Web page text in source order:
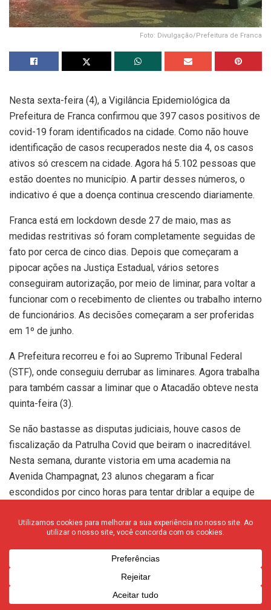
Foto: Divulgação/Prefeitura de Franca
Nesta sexta-feira (4), a Vigilância Epidemiológica da
Prefeitura de Franca confirmou que 397 casos positivos de
covid-19 foram identificados na cidade. Como não houve
identificação de casos recuperados neste dia 4, os casos
ativos só crescem na cidade. Agora há 5.102 pessoas que
estão doentes no município. A partir desses números, o
indicativo é que a doença continua crescendo diariamente.
Franca está em lockdown desde 27 de maio, mas as
medidas restritivas só foram completamente seguidas de
fato por cerca de cinco dias. Depois que começaram a
pipocar ações na Justiça Estadual, vários setores
conseguiram autorização, por meio de liminar, para voltar a
funcionar com o recebimento de clientes ou trabalho interno
de funcionários. As decisões começaram a ser proferidas
em 1º de junho.
A Prefeitura recorreu e foi ao Supremo Tribunal Federal
(STF), onde conseguiu derrubar as liminares. Agora trabalha
para também cassar a liminar que o Atacadão obteve nesta
quinta-feira (3).
Se não bastasse as disputas judiciais, houve casos de
fiscalização da Patrulha Covid que beiram o inacreditável.
Nesta semana, durante vistoria em uma academia na
Avenida Champagnat, 23 alunos chegaram a ficar
escondidos por cinco horas para tentar driblar a equipe de
E não são só os casos positivos que estão aumentando
diariamente. Tristemente, as mortes também seguem
aumentando. Nesta sexta-feira, o boletim trouxe sete
pessoas que perderam a vida após complicações
causadas pela covid-19. Desde abril de 2020, a cidade